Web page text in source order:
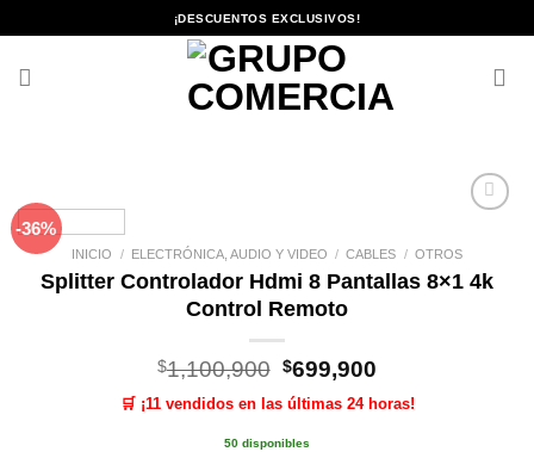
al
¡DESCUENTOS EXCLUSIVOS!
-36%
lista de
deseos
INICIO / ELECTRÓNICA, AUDIO Y VIDEO / CABLES / OTROS
Splitter Controlador Hdmi 8 Pantallas 8×1 4k
Control Remoto
$1,100,900 El
precio
original
era:
$699,900
actual
🛒 ¡11 vendidos en las últimas 24 horas!
50 disponibles